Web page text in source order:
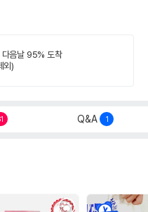
다음날 95% 도착
외)
Q&A 1